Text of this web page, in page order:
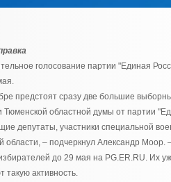
голосование партии "Единая
предстоят сразу две большие
Тюменской областной думы от партии
депутаты, участники специальной
области, – подчеркнул Александр
до 29 мая на PG.ER.RU. Их
такую активность.